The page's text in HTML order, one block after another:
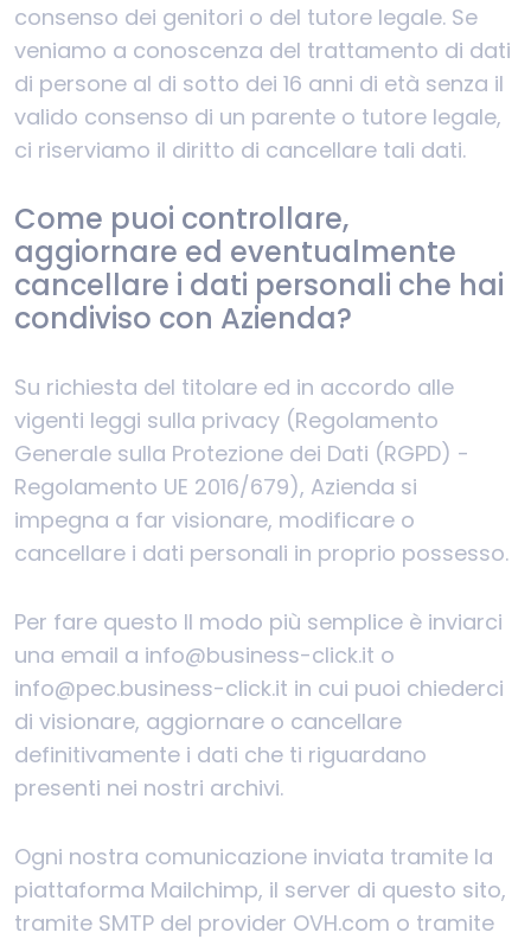
consenso dei genitori o del tutore legale. Se
veniamo a conoscenza del trattamento di dati
di persone al di sotto dei 16 anni di età senza il
valido consenso di un parente o tutore legale,
ci riserviamo il diritto di cancellare tali dati.
Come puoi controllare,
aggiornare ed eventualmente
cancellare i dati personali che hai
condiviso con Azienda?
Su richiesta del titolare ed in accordo alle
vigenti leggi sulla privacy (Regolamento
Generale sulla Protezione dei Dati (RGPD) -
Regolamento UE 2016/679), Azienda si
impegna a far visionare, modificare o
cancellare i dati personali in proprio possesso.
Per fare questo Il modo più semplice è inviarci
una email a info@business-click.it o
info@pec.business-click.it in cui puoi chiederci
di visionare, aggiornare o cancellare
definitivamente i dati che ti riguardano
presenti nei nostri archivi.
Ogni nostra comunicazione inviata tramite la
piattaforma Mailchimp, il server di questo sito,
tramite SMTP del provider OVH.com o tramite